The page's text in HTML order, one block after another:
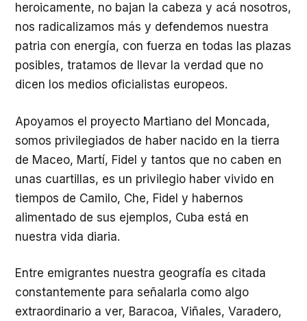
heroicamente, no bajan la cabeza y acá nosotros,
nos radicalizamos más y defendemos nuestra
patria con energía, con fuerza en todas las plazas
posibles, tratamos de llevar la verdad que no
dicen los medios oficialistas europeos.
Apoyamos el proyecto Martiano del Moncada,
somos privilegiados de haber nacido en la tierra
de Maceo, Martí, Fidel y tantos que no caben en
unas cuartillas, es un privilegio haber vivido en
tiempos de Camilo, Che, Fidel y habernos
alimentado de sus ejemplos, Cuba está en
nuestra vida diaria.
Entre emigrantes nuestra geografía es citada
constantemente para señalarla como algo
extraordinario a ver, Baracoa, Viñales, Varadero,